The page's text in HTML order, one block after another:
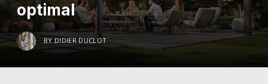
optimal
BY DIDIER DUCLOT